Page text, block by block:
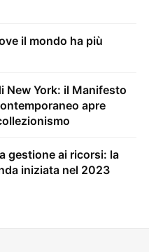
il mondo ha più
New York: il Manifesto
apre
gestione ai ricorsi: la
iniziata nel 2023